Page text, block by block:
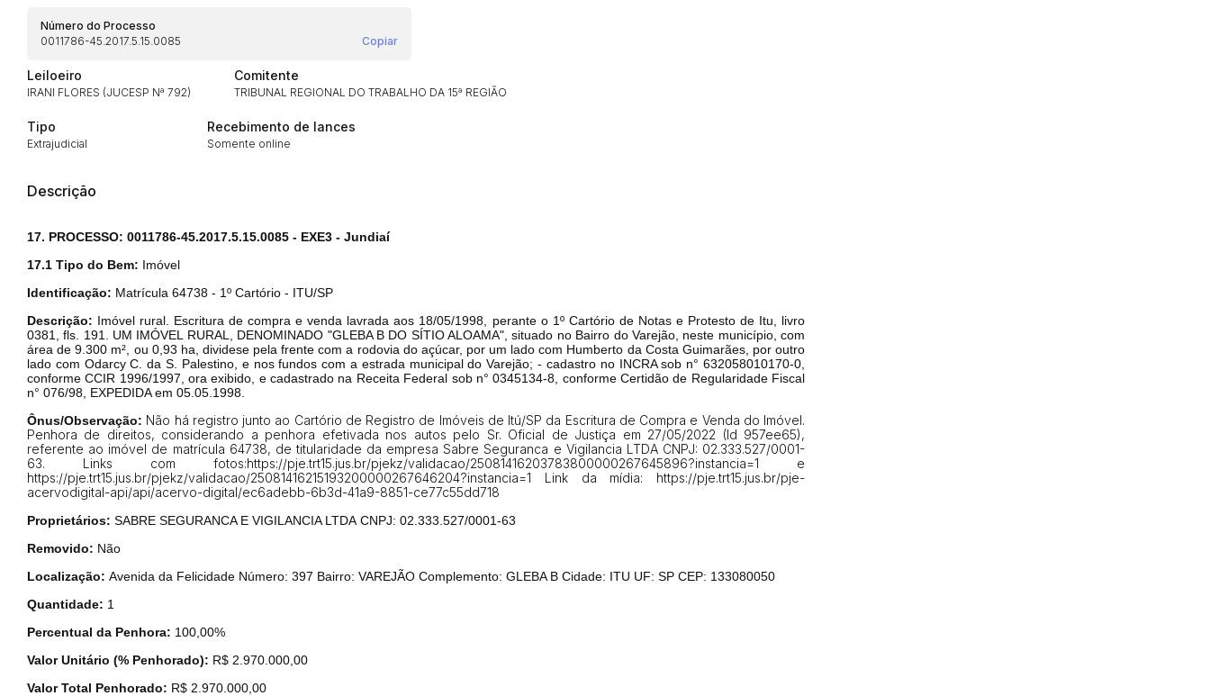
Número do Processo
0011786-45.2017.5.15.0085
Copiar
Leiloeiro
IRANI FLORES (JUCESP Nª 792)
Comitente
TRIBUNAL REGIONAL DO TRABALHO DA 15ª REGIÃO
Tipo
Extrajudicial
Recebimento de lances
Somente online
Descrição
17. PROCESSO: 0011786-45.2017.5.15.0085 - EXE3 - Jundiaí
17.1 Tipo do Bem: Imóvel
Identificação: Matrícula 64738 - 1º Cartório - ITU/SP
Descrição: Imóvel rural. Escritura de compra e venda lavrada aos 18/05/1998, perante o 1º Cartório de Notas e Protesto de Itu, livro
0381, fls. 191. UM IMÓVEL RURAL, DENOMINADO "GLEBA B DO SÍTIO ALOAMA", situado no Bairro do Varejão, neste município, com
área de 9.300 m², ou 0,93 ha, dividese pela frente com a rodovia do açúcar, por um lado com Humberto da Costa Guimarães, por outro
lado com Odarcy C. da S. Palestino, e nos fundos com a estrada municipal do Varejão; - cadastro no INCRA sob n° 632058010170-0,
conforme CCIR 1996/1997, ora exibido, e cadastrado na Receita Federal sob n° 0345134-8, conforme Certidão de Regularidade Fiscal
n° 076/98, EXPEDIDA em 05.05.1998.
Ônus/Observação: Não há registro junto ao Cartório de Registro de Imóveis de Itú/SP da Escritura de Compra e Venda do Imóvel.
Penhora de direitos, considerando a penhora efetivada nos autos pelo Sr. Oficial de Justiça em 27/05/2022 (Id 957ee65),
referente ao imóvel de matrícula 64738, de titularidade da empresa Sabre Seguranca e Vigilancia LTDA CNPJ: 02.333.527/0001-
63. Links com fotos:https://pje.trt15.jus.br/pjekz/validacao/25081416203783800000267645896?instancia=1 e
https://pje.trt15.jus.br/pjekz/validacao/25081416215193200000267646204?instancia=1 Link da mídia: https://pje.trt15.jus.br/pje-
acervodigital-api/api/acervo-digital/ec6adebb-6b3d-41a9-8851-ce77c55dd718
Proprietários: SABRE SEGURANCA E VIGILANCIA LTDA CNPJ: 02.333.527/0001-63
Removido: Não
Localização: Avenida da Felicidade Número: 397 Bairro: VAREJÃO Complemento: GLEBA B Cidade: ITU UF: SP CEP: 133080050
Quantidade: 1
Percentual da Penhora: 100,00%
Valor Unitário (% Penhorado): R$ 2.970.000,00
Valor Total Penhorado: R$ 2.970.000,00
Envie sua Proposta (Art. 895, CPC)
Data Usuário
14/04/2025 18:43:11 TIAGOFELIPE
14/04/2025 18:43:11 TIAGOFELIPE
Clique aqui para fazer login
Habilite-se para efetuar lances ou propostas